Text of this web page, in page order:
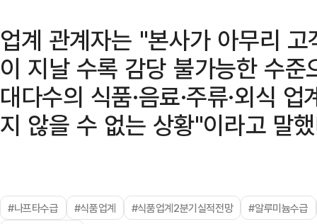
업계 관계자는 "본사가 아무리
이 지날 수록 감당 불가능한 수
대다수의 식품·음료·주류·외식
지 않을 수 없는 상황"이라고 말
#나프타수급 #식품업계 #식품업계2분기실적전망
#알루미늄수급